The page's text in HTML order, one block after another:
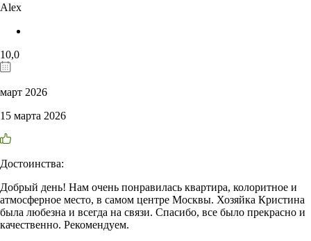
Alex
10,0
март 2026
15 марта 2026
Достоинства:
Добрый день! Нам очень понравилась квартира, колоритное и
атмосферное место, в самом центре Москвы. Хозяйка Кристина
была любезна и всегда на связи. Спасибо, все было прекрасно и
качественно. Рекомендуем.